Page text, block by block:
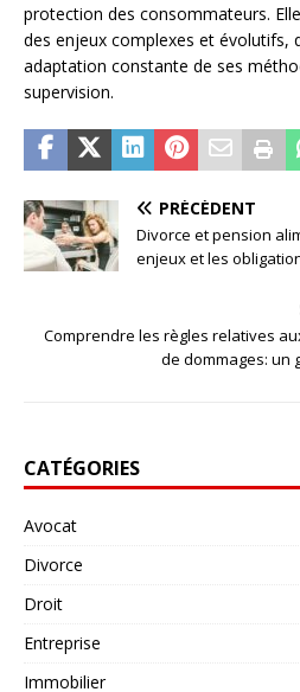
protection des consommateurs.
des enjeux complexes et évolutifs,
adaptation constante de ses
supervision.
PRÉCÉDENT
Divorce et pension
enjeux et les
Comprendre les règles relatives
de dommages: un
CATÉGORIES
Avocat
Divorce
Droit
Entreprise
Immobilier